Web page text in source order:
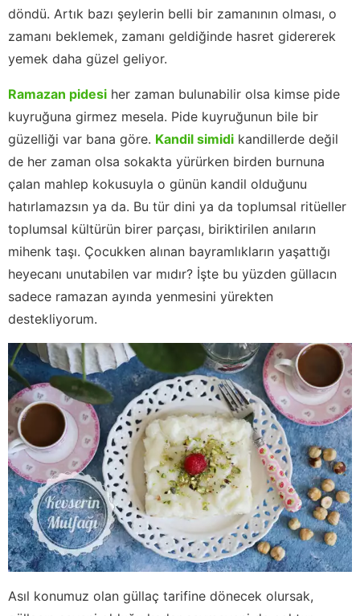
döndü. Artık bazı şeylerin belli bir zamanının olması, o
zamanı beklemek, zamanı geldiğinde hasret gidererek
yemek daha güzel geliyor.
Ramazan pidesi her zaman bulunabilir olsa kimse pide
kuyruğuna girmez mesela. Pide kuyruğunun bile bir
güzelliği var bana göre. Kandil simidi kandillerde değil
de her zaman olsa sokakta yürürken birden burnuna
çalan mahlep kokusuyla o günün kandil olduğunu
hatırlamazsın ya da. Bu tür dini ya da toplumsal ritüeller
toplumsal kültürün birer parçası, biriktirilen anıların
mihenk taşı. Çocukken alınan bayramlıkların yaşattığı
heyecanı unutabilen var mıdır? İşte bu yüzden güllacın
sadece ramazan ayında yenmesini yürekten
destekliyorum.
Asıl konumuz olan güllaç tarifine dönecek olursak,